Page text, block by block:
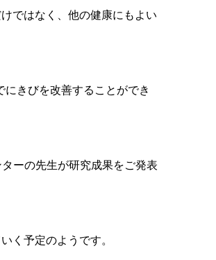
ではなく、他の健康にもよい
きびを改善することができ
ーの先生が研究成果をご発表
く予定のようです。